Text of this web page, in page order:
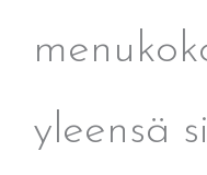
yleensä